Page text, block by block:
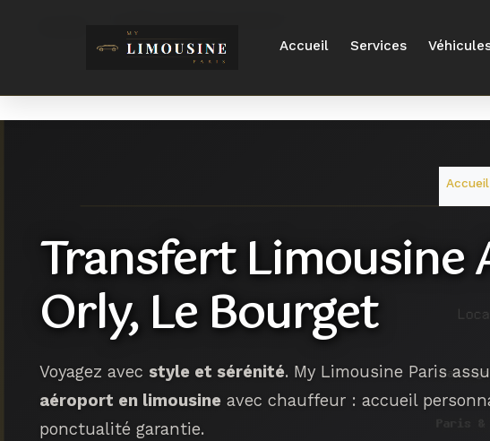
Accueil Services
Accueil
Transfert Limousine
Orly, Le Bourget
Voyagez avec style et sérénité. My Limousine Paris
aéroport en limousine avec chauffeur : accueil
ponctualité garantie.